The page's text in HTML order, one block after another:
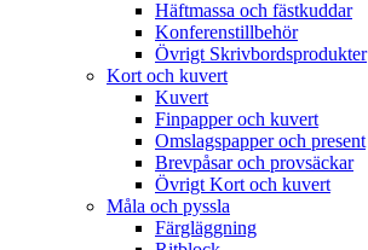
Häftmassa och fästkuddar
Konferenstillbehör
Övrigt Skrivbordsprodukter
Kort och kuvert
Kuvert
Finpapper och kuvert
Omslagspapper och present
Brevpåsar och provsäckar
Övrigt Kort och kuvert
Måla och pyssla
Färgläggning